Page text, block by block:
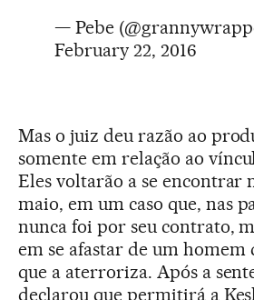
— Pebe
February 22, 2016
Mas o juiz deu razão ao
somente em relação ao
Eles voltarão a se encontrar
maio, em um caso que, nas
nunca foi por seu contrato,
em se afastar de um homem
que a aterroriza. Após a
declarou que permitirá a